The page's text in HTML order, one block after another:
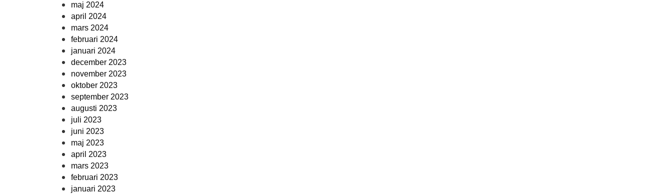
maj 2024
april 2024
mars 2024
februari 2024
januari 2024
december 2023
november 2023
oktober 2023
september 2023
augusti 2023
juli 2023
juni 2023
maj 2023
april 2023
mars 2023
februari 2023
januari 2023